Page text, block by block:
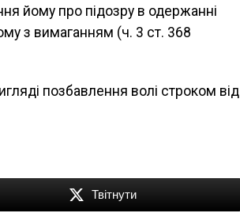
йому про підозру в одержанні
з вимаганням (ч. 3 ст. 368
позбавлення волі строком від
Твітнути